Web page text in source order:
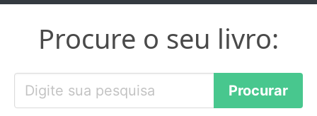
Procure o seu livro: